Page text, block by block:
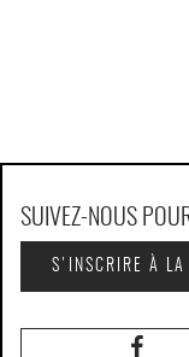
SUIVEZ-NOUS
S'INSCRIRE À LA